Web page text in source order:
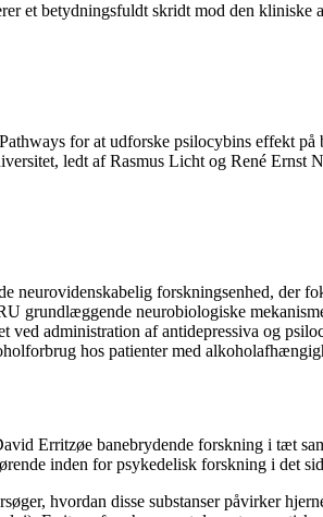
et betydningsfuldt skridt mod den
for at udforske psilocybins effekt
ledt af Rasmus Licht og René Ernst
forskningsenhed, der
grundlæggende neurobiologiske
administration af antidepressiva og
hos patienter med
Erritzøe banebrydende forskning i tæt
inden for psykedelisk forskning i det
hvordan disse substanser påvirker